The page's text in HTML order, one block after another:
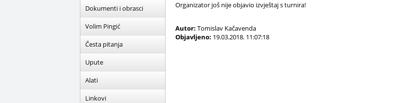
Dokumenti i obrasci
Volim Pingić
Česta pitanja
Upute
Alati
Linkovi
Organizator još nije objavio izvještaj s turnira!
Autor: Tomislav Kačavenda
Objavljeno: 19.03.2018. 11:07:18